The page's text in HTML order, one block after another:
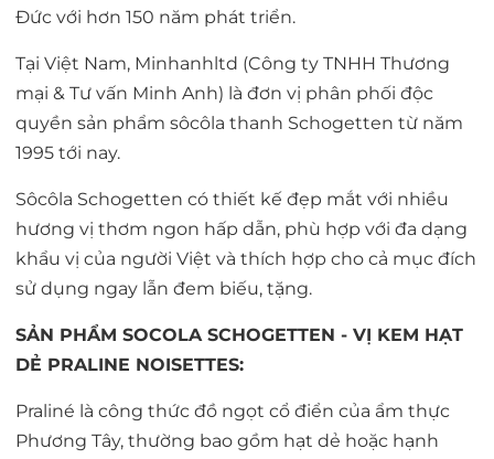
Đức với hơn 150 năm phát triển.
Tại Việt Nam, Minhanhltd (Công ty TNHH Thương
mại & Tư vấn Minh Anh) là đơn vị phân phối độc
quyền sản phẩm sôcôla thanh Schogetten từ năm
1995 tới nay.
Sôcôla Schogetten có thiết kế đẹp mắt với nhiều
hương vị thơm ngon hấp dẫn, phù hợp với đa dạng
khẩu vị của người Việt và thích hợp cho cả mục đích
sử dụng ngay lẫn đem biếu, tặng.
SẢN PHẨM SOCOLA SCHOGETTEN - VỊ KEM HẠT
DẺ PRALINE NOISETTES:
Praliné là công thức đồ ngọt cổ điển của ẩm thực
Phương Tây, thường bao gồm hạt dẻ hoặc hạnh